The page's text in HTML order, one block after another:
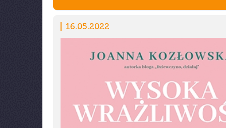
16.05.2022